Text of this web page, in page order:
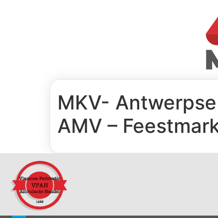
MKV-
AMV –